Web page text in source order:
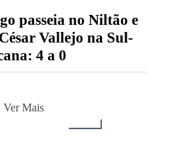
passeia no Niltão e
Vallejo na Sul-
4 a 0
Ver Mais